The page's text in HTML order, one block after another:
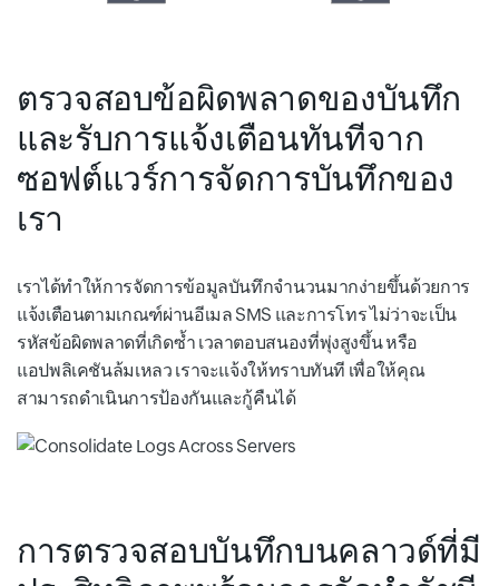
ตรวจสอบข้อผิดพลาดของบันทึก
และรับการแจ้งเตือนทันทีจาก
ซอฟต์แวร์การจัดการบันทึกของ
เรา
เราได้ทำให้การจัดการข้อมูลบันทึกจำนวนมากง่ายขึ้นด้วยการ
แจ้งเตือนตามเกณฑ์ผ่านอีเมล SMS และการโทร ไม่ว่าจะเป็น
รหัสข้อผิดพลาดที่เกิดซ้ำ เวลาตอบสนองที่พุ่งสูงขึ้น หรือ
แอปพลิเคชันล้มเหลว เราจะแจ้งให้ทราบทันที เพื่อให้คุณ
สามารถดำเนินการป้องกันและกู้คืนได้
การตรวจสอบบันทึกบนคลาวด์ที่มี